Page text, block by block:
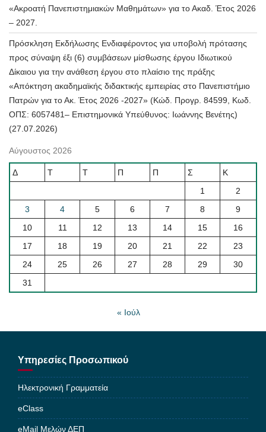
«Ακροατή Πανεπιστημιακών Μαθημάτων» για το Ακαδ. Έτος 2026
– 2027.
Πρόσκληση Εκδήλωσης Ενδιαφέροντος για υποβολή πρότασης
προς σύναψη έξι (6) συμβάσεων μίσθωσης έργου Ιδιωτικού
Δίκαιου για την ανάθεση έργου στο πλαίσιο της πράξης
«Απόκτηση ακαδημαϊκής διδακτικής εμπειρίας στο Πανεπιστήμιο
Πατρών για το Ακ. Έτος 2026 -2027» (Κώδ. Προγρ. 84599, Κωδ.
ΟΠΣ: 6057481– Επιστημονικά Υπεύθυνος: Ιωάννης Βενέτης)
(27.07.2026)
Αύγουστος 2026
Δ Τ Τ Π Π Σ
Κ
1
2
3
4 5 6 7 8
9
10
11 12 13 14 15
16
17
18 19 20 21 22
23
24
25 26 27 28 29
30
31
« Ιούλ
Υπηρεσίες Προσωπικού
Ηλεκτρονική Γραμματεία
eClass
eMail Μελών ΔΕΠ